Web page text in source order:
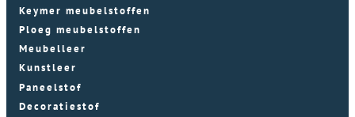
Keymer meubelstoffen
Ploeg meubelstoffen
Meubelleer
Kunstleer
Paneelstof
Decoratiestof